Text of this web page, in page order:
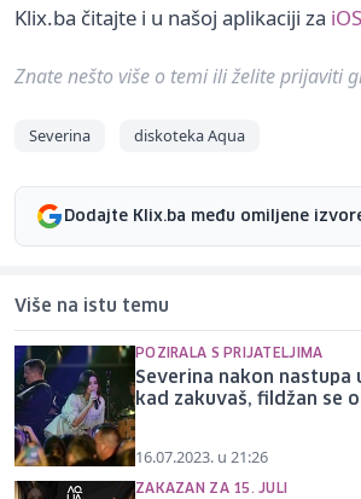
Klix.ba čitajte i u našoj aplikaciji za iOS
Znate nešto više o temi ili želite prijaviti
Severina diskoteka Aqua
Dodajte Klix.ba među omiljene
Više na istu temu
POZIRALA S PRIJATELJIMA
Severina nakon nastupa
kad zakuvaš, fildžan se
16.07.2023. u 21:26
ZAKAZAN ZA 15. JULI